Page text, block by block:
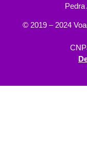
© 2019 – 2024